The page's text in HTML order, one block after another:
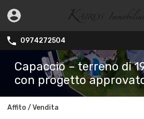
0974272504
Capaccio – terreno di
con progetto
Affito / Vendita